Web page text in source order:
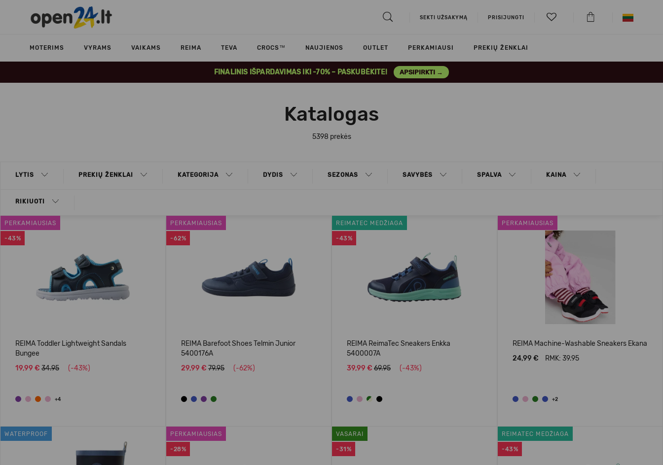
SEKTI UŽSAKYMĄ PRISIJUNGTI
MOTERIMS VYRAMS VAIKAMS REIMA TEVA CROCS™ NAUJIENOS OUTLET PERKAMIAUSI PREKIŲ ŽENKLAI
FINALINIS IŠPARDAVIMAS IKI -70% – PASKUBĖKITE! APSIPIRKTI →
Katalogas
5398 prekės
LYTIS PREKIŲ ŽENKLAI KATEGORIJA DYDIS SEZONAS SAVYBĖS SPALVA KAINA
RIKIUOTI
-43%
PERKAMIAUSIAS
REIMA Toddler Lightweight Sandals
Bungee
19,99 € 34.95 (-43%)
+4
-62%
PERKAMIAUSIAS
REIMA Barefoot Shoes Telmin Junior
5400176A
29,99 € 79.95 (-62%)
-43%
REIMATEC MEDŽIAGA
REIMA ReimaTec Sneakers Enkka
5400007A
39,99 € 69.95 (-43%)
PERKAMIAUSIAS
REIMA Machine-Washable Sneakers Ekana
24,99 €
RMK: 39.95
+2
WATERPROOF
-28%
PERKAMIAUSIAS
-31%
VASARAI
-43%
REIMATEC MEDŽIAGA